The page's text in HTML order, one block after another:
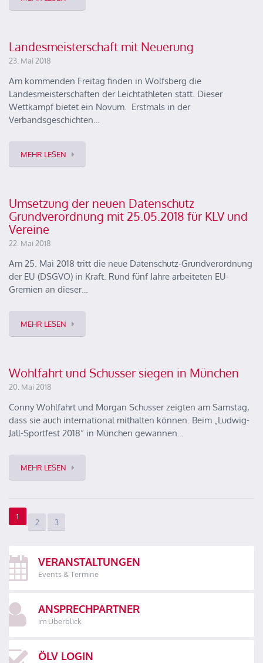
Landesmeisterschaft mit Neuerung
23. Mai 2018
Am kommenden Freitag finden in Wolfsberg die
Landesmeisterschaften der Leichtathleten statt. Dieser
Wettkampf bietet ein Novum. Erstmals in der
Verbandsgeschichten…
MEHR LESEN
Umsetzung der neuen Datenschutz
Grundverordnung mit 25.05.2018 für KLV und
Vereine
22. Mai 2018
Am 25. Mai 2018 tritt die neue Datenschutz-Grundverordnung
der EU (DSGVO) in Kraft. Rund fünf Jahre arbeiteten EU-
Gremien an dieser…
MEHR LESEN
Wohlfahrt und Schusser siegen in München
20. Mai 2018
Conny Wohlfahrt und Morgan Schusser zeigten am Samstag,
dass sie auch international mithalten können. Beim „Ludwig-
Jall-Sportfest 2018“ in München gewannen…
MEHR LESEN
1
2 3
VERANSTALTUNGEN
Events & Termine
ANSPRECHPARTNER
im Überblick
ÖLV LOGIN